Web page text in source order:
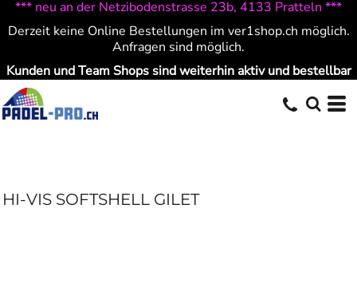
*** neu an der Netzibodenstrasse 23b, 4133 Pratteln ***
Derzeit keine Online Bestellungen im ver1shop.ch möglich.
Anfragen sind möglich.
Kunden und Team Shops sind weiterhin aktiv und bestellbar
HI-VIS SOFTSHELL GILET